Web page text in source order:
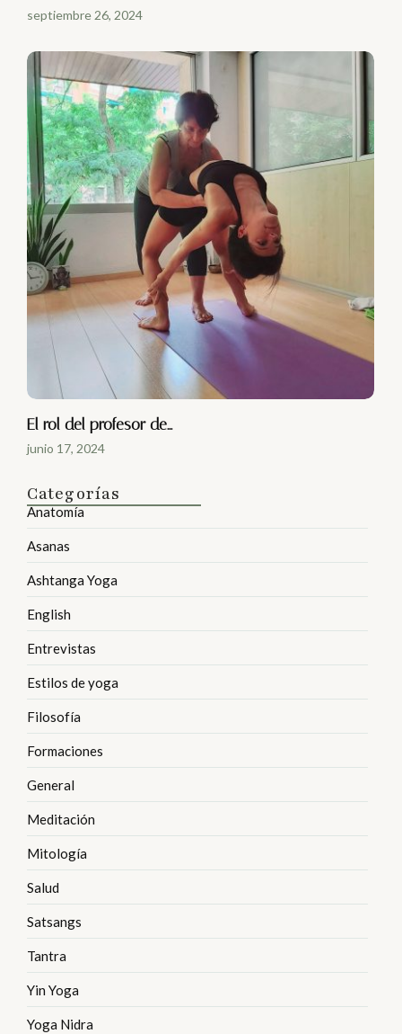
septiembre 26, 2024
El rol del profesor de…
junio 17, 2024
Categorías
Anatomía
Asanas
Ashtanga Yoga
English
Entrevistas
Estilos de yoga
Filosofía
Formaciones
General
Meditación
Mitología
Salud
Satsangs
Tantra
Yin Yoga
Yoga Nidra